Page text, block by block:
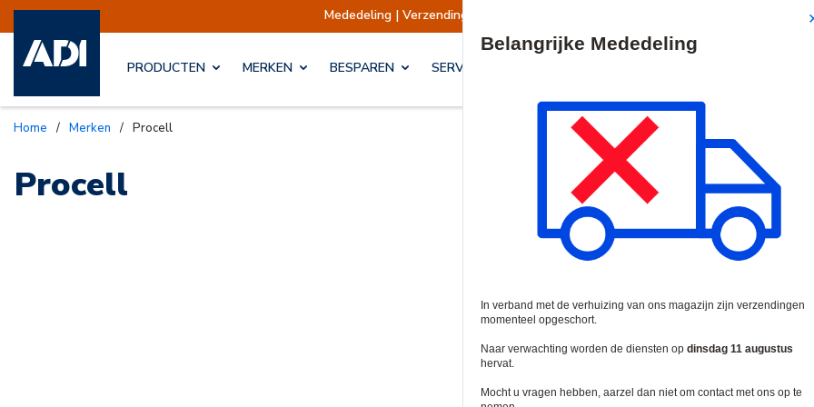
Mededeling | Verzendingen opgeschort Verzendingen
PRODUCTEN MERKEN BESPAREN SERVICES & OPLOSSINGEN
Home / Merken / Procell
Procell